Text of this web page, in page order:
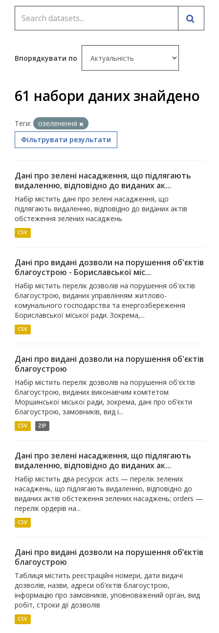
Впорядкувати по
61 набори даних знайдено
Теги:
озеленення
Фільтрувати результати
Дані про зелені насадження, що підлягають
видаленню, відповідно до виданих ак...
Набір містить дані про зелені насадження, що
підлягають видаленню, відповідно до виданих актів
обстеження зелених насаджень
CSV
Дані про видані дозволи на порушення об'єктів
благоустрою - Бориславської міс...
Набір містить перелік дозволів на порушення об'єктів
благоустрою, виданих управлінням житлово-
комунального господарства та енергозбереження
Бориславської міської ради. Зокрема,...
CSV
Дані про видані дозволи на порушення об'єктів
благоустрою
Набір містить перелік дозволів на порушення об'єктів
благоустрою, виданих виконавчим комітетом
Моршинської міської ради, зокрема, дані про об’єкти
благоустрою, замовників, вид і...
CSV ZIP
Дані про зелені насадження, що підлягають
видаленню, відповідно до виданих ак...
Набір містить два ресурси: acts — перелік зелених
насаджень, що підлягають видаленню, відповідно до
виданих актів обстеження зелених насаджень; orders —
перелік ордерів на...
CSV
Дані про видані дозволи на порушення об’єктів
благоустрою
Таблиця містить реєстраційні номери, дати видачі
дозволів, назви, адреси об’єктів благоустрою,
інформацію про замовників, уповноважений орган, вид
робіт, строки дії дозволів
CSV